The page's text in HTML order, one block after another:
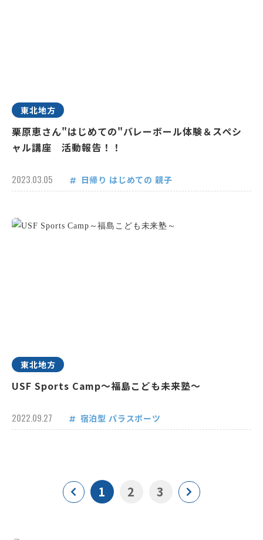
東北地方
栗原恵さん"はじめての"バレーボール体験＆スペシ
ャル講座 活動報告！！
2023.03.05 日帰り はじめての 親子
東北地方
USF Sports Camp～福島こども未来塾～
2022.09.27 宿泊型 パラスポーツ
1 2 3